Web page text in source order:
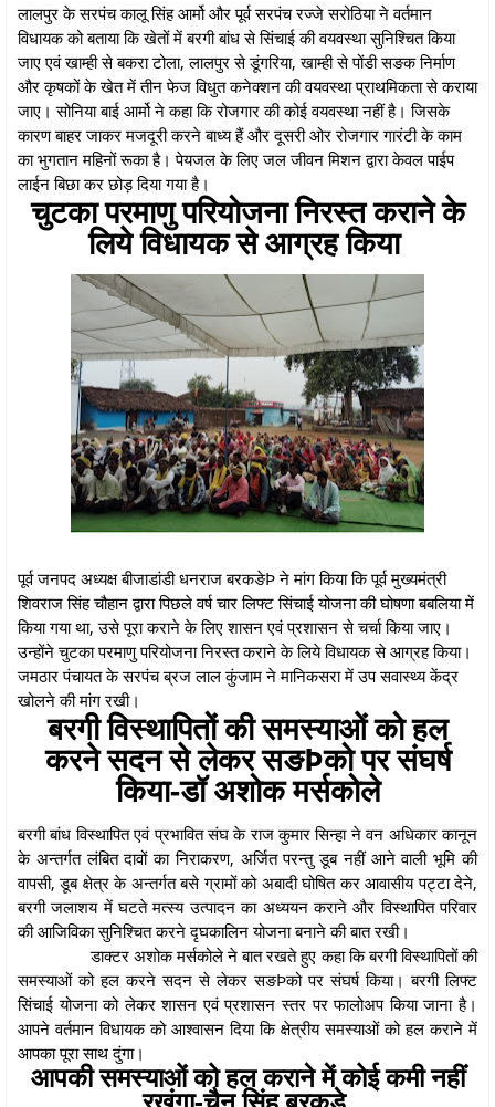
लालपुर के सरपंच कालू सिंह आर्मो और पूर्व सरपंच रज्जे सरोठिया ने वर्तमान
विधायक को बताया कि खेतों में बरगी बांध से सिंचाई की वयवस्था सुनिश्चित किया
जाए एवं खाम्ही से बकरा टोला, लालपुर से डूंगरिया, खाम्ही से पोंडी सङक निर्माण
और कृषकों के खेत में तीन फेज विधुत कनेक्शन की वयवस्था प्राथमिकता से कराया
जाए। सोनिया बाई आर्मो ने कहा कि रोजगार की कोई वयवस्था नहीं है। जिसके
कारण बाहर जाकर मजदूरी करने बाध्य हैं और दूसरी ओर रोजगार गारंटी के काम
का भुगतान महिनों रूका है। पेयजल के लिए जल जीवन मिशन द्वारा केवल पाईप
लाईन बिछा कर छोड़ दिया गया है।
चुटका परमाणु परियोजना निरस्त कराने के
लिये विधायक से आग्रह किया
पूर्व जनपद अध्यक्ष बीजाडांडी धनराज बरकङेÞ ने मांग किया कि पूर्व मुख्यमंत्री
शिवराज सिंह चौहान द्वारा पिछले वर्ष चार लिफ्ट सिंचाई योजना की घोषणा बबलिया में
किया गया था, उसे पूरा कराने के लिए शासन एवं प्रशासन से चर्चा किया जाए।
उन्होंने चुटका परमाणु परियोजना निरस्त कराने के लिये विधायक से आग्रह किया।
जमठार पंचायत के सरपंच ब्रज लाल कुंजाम ने मानिकसरा में उप सवास्थ्य केंद्र
खोलने की मांग रखी।
बरगी विस्थापितों की समस्याओं को हल
करने सदन से लेकर सङÞको पर संघर्ष
किया-डॉ अशोक मर्सकोले
बरगी बांध विस्थापित एवं प्रभावित संघ के राज कुमार सिन्हा ने वन अधिकार कानून
के अन्तर्गत लंबित दावों का निराकरण, अर्जित परन्तु डूब नहीं आने वाली भूमि की
वापसी, डूब क्षेत्र के अन्तर्गत बसे ग्रामों को अबादी घोषित कर आवासीय पट्टा देने,
बरगी जलाशय में घटते मत्स्य उत्पादन का अध्ययन कराने और विस्थापित परिवार
की आजिविका सुनिश्चित करने दृघकालिन योजना बनाने की बात रखी।
डाक्टर अशोक मर्सकोले ने बात रखते हुए कहा कि बरगी विस्थापितों की
समस्याओं को हल करने सदन से लेकर सङÞको पर संघर्ष किया। बरगी लिफ्ट
सिंचाई योजना को लेकर शासन एवं प्रशासन स्तर पर फालोअप किया जाना है।
आपने वर्तमान विधायक को आश्वासन दिया कि क्षेत्रीय समस्याओं को हल कराने में
आपका पूरा साथ दुंगा।
आपकी समस्याओं को हल कराने में कोई कमी नहीं